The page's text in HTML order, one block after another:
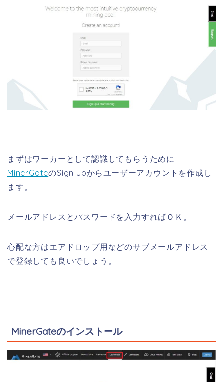
まずはワーカーとして認識してもらうために
MinerGateのSign upからユーザーアカウントを作成し
ます。
メールアドレスとパスワードを入力すればＯＫ。
心配な方はエアドロップ用などのサブメールアドレス
で登録しても良いでしょう。
MinerGateのインストール